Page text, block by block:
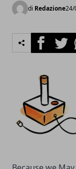
di Redazione24/
Facebook